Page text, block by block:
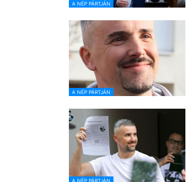
A NÉP PÁRTJÁN
A NÉP PÁRTJÁN
A NÉP PÁRTJÁN